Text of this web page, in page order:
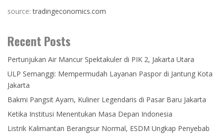
source:tradingeconomics.com
Recent Posts
Pertunjukan Air Mancur Spektakuler di PIK 2, Jakarta Utara
ULP Semanggi: Mempermudah Layanan Paspor di Jantung Kota
Jakarta
Bakmi Pangsit Ayam, Kuliner Legendaris di Pasar Baru Jakarta
Ketika Institusi Menentukan Masa Depan Indonesia
Listrik Kalimantan Berangsur Normal, ESDM Ungkap Penyebab